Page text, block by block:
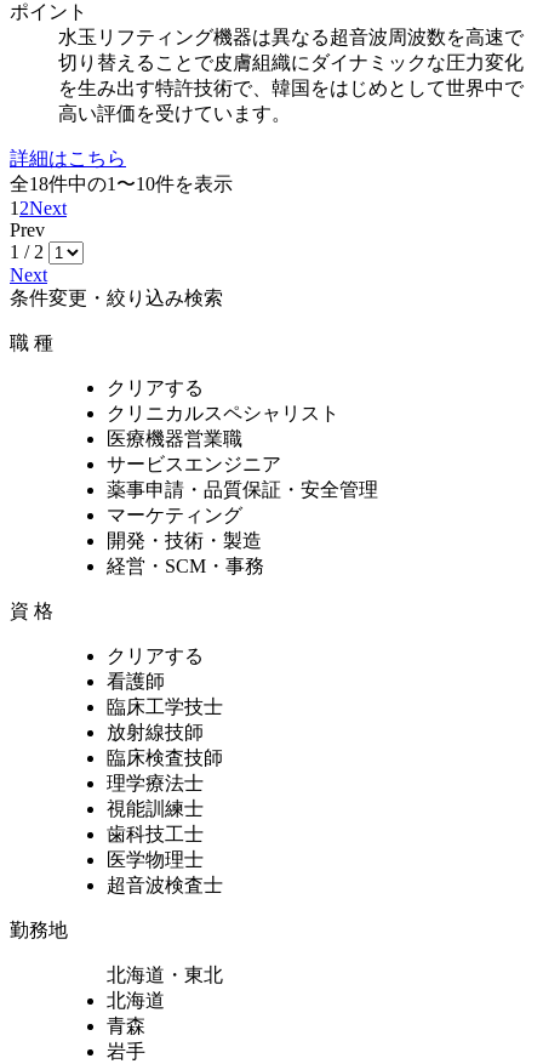
ポイント
水玉リフティング機器は異なる超音波周波数を高速で
切り替えることで皮膚組織にダイナミックな圧力変化
を生み出す特許技術で、韓国をはじめとして世界中で
高い評価を受けています。
詳細はこちら
全18件中の1〜10件を表示
1 2Next
Prev
1 / 2
Next
条件変更・絞り込み検索
職 種
クリアする
クリニカルスペシャリスト
医療機器営業職
サービスエンジニア
薬事申請・品質保証・安全管理
マーケティング
開発・技術・製造
経営・SCM・事務
資 格
クリアする
看護師
臨床工学技士
放射線技師
臨床検査技師
理学療法士
視能訓練士
歯科技工士
医学物理士
超音波検査士
勤務地
北海道・東北
北海道
青森
岩手